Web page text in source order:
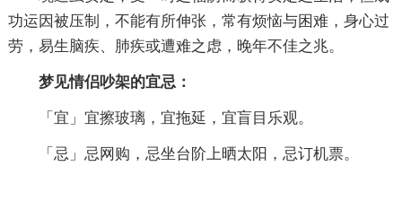
功运因被压制，不能有所伸张，常有烦恼与困难，身心过
劳，易生脑疾、肺疾或遭难之虑，晚年不佳之兆。
梦见情侣吵架的宜忌：
「宜」宜擦玻璃，宜拖延，宜盲目乐观。
「忌」忌网购，忌坐台阶上晒太阳，忌订机票。